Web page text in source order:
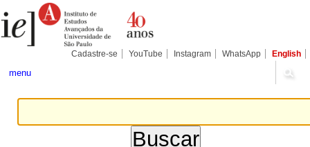
para
conteúdo.
Pessoais
Cadastre-se YouTube Instagram WhatsApp English
menu